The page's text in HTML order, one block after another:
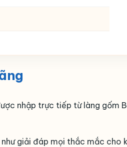
nhập trực tiếp từ làng gốm
giải đáp mọi thắc mắc cho